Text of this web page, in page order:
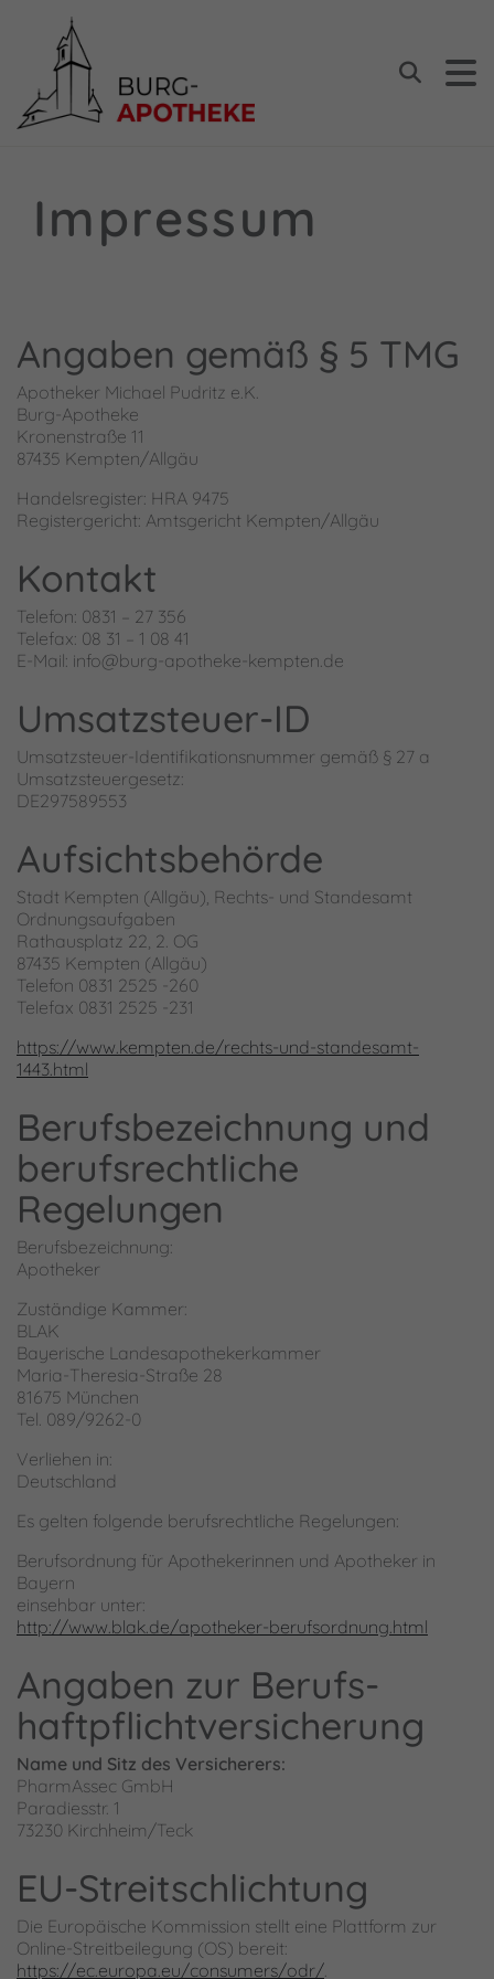
Suchen
Impressum
Angaben gemäß § 5 TMG
Apotheker Michael Pudritz e.K.
Burg-Apotheke
Kronenstraße 11
87435 Kempten/Allgäu
Handelsregister: HRA 9475
Registergericht: Amtsgericht Kempten/Allgäu
Kontakt
Telefon: 0831 – 27 356
Telefax: 08 31 – 1 08 41
E-Mail: info@burg-apotheke-kempten.de
Umsatzsteuer-ID
Umsatzsteuer-Identifikationsnummer gemäß § 27 a
Umsatzsteuergesetz:
DE297589553
Aufsichtsbehörde
Stadt Kempten (Allgäu), Rechts- und Standesamt
Ordnungsaufgaben
Rathausplatz 22‚ 2. OG
87435 Kempten (Allgäu)
Telefon 0831 2525 -260
Telefax 0831 2525 -231
https://www.kempten.de/rechts-und-standesamt-
1443.html
Berufsbezeichnung und
berufsrechtliche
Regelungen
Berufsbezeichnung:
Apotheker
Zuständige Kammer:
BLAK
Bayerische Landesapothekerkammer
Maria-Theresia-Straße 28
81675 München
Tel. 089/9262-0
Verliehen in:
Deutschland
Es gelten folgende berufsrechtliche Regelungen:
Berufsordnung für Apothekerinnen und Apotheker in
Bayern
einsehbar unter:
http://www.blak.de/apotheker-berufsordnung.html
Angaben zur Berufs­
haftpflicht­versicherung
Name und Sitz des Versicherers:
PharmAssec GmbH
Paradiesstr. 1
73230 Kirchheim/Teck
EU-Streitschlichtung
Die Europäische Kommission stellt eine Plattform zur
Online-Streitbeilegung (OS) bereit:
https://ec.europa.eu/consumers/odr/